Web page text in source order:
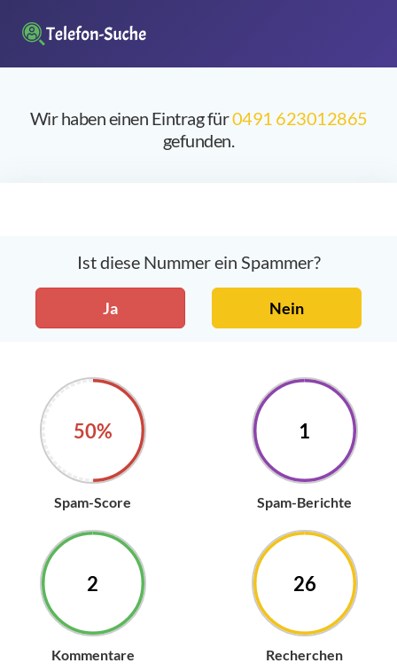
Wir haben einen Eintrag für0491 623012865
gefunden.
Ist diese Nummer ein Spammer?
Ja Nein
50%
Spam-Score
1
Spam-Berichte
2
Kommentare
26
Recherchen